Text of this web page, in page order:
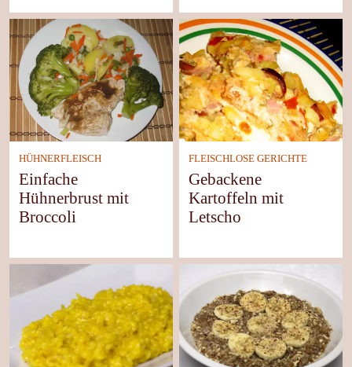
HÜHNERFLEISCH
Einfache
Hühnerbrust mit
Broccoli
FLEISCHLOSE GERICHTE
Gebackene
Kartoffeln mit
Letscho